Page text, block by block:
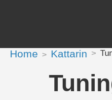
Home Kattarin